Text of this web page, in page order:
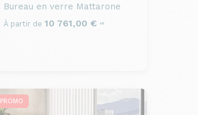
Bureau en verre Mattarone
À partir de 10 761,00 € HT
PROMO